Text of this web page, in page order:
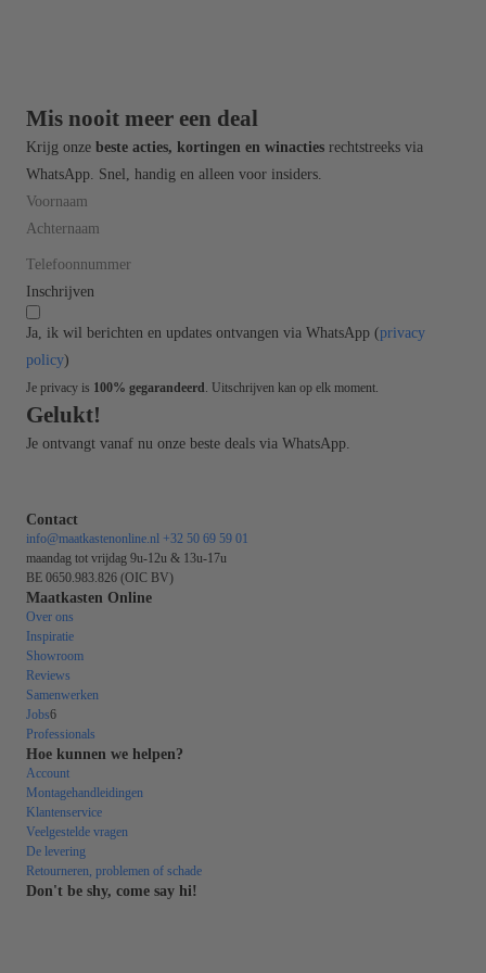
Mis nooit meer een deal
Krijg onze beste acties, kortingen en winacties rechtstreeks via
WhatsApp . Snel, handig en alleen voor insiders.
Inschrijven
Ja, ik wil berichten en updates ontvangen via WhatsApp (privacy
policy)
Je privacy is 100% gegarandeerd . Uitschrijven kan op elk moment.
Gelukt!
Je ontvangt vanaf nu onze beste deals via WhatsApp.
Contact
info@maatkastenonline.nl +32 50 69 59 01
maandag tot vrijdag 9u-12u & 13u-17u
BE 0650.983.826 (OIC BV)
Maatkasten Online
Over ons
Inspiratie
Showroom
Reviews
Samenwerken
Jobs6
Professionals
Hoe kunnen we helpen?
Account
Montagehandleidingen
Klantenservice
Veelgestelde vragen
De levering
Retourneren, problemen of schade
Don't be shy, come say hi!